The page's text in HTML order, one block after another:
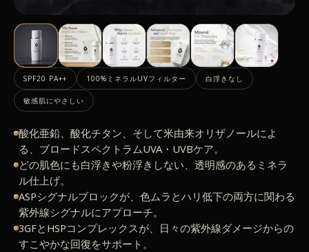
SPF20 PA++ 100%ミネラルUVフィルター 白浮きなし
敏感肌にやさしい
酸化亜鉛、酸化チタン、そして米由来オリザノールによ
る、ブロードスペクトラムUVA・UVBケア。
どの肌色にも白浮きや粉浮きしない、透明感のあるミネラ
ル仕上げ。
ASPシグナルブロックが、色ムラとハリ低下の両方に関わる
紫外線シグナルにアプローチ。
3GFとHSPコンプレックスが、日々の紫外線ダメージからの
すこやかな回復をサポート。